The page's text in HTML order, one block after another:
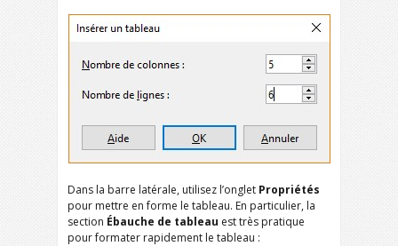
Dans la barre latérale, utilisez l’onglet Propriétés
pour mettre en forme le tableau. En particulier, la
section Ébauche de tableau est très pratique
pour formater rapidement le tableau :